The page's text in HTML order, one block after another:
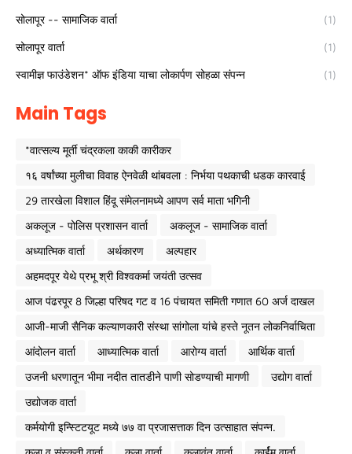
सोलापूर -- सामाजिक वार्ता (1)
सोलापूर वार्ता (1)
स्वामीज्ञ फाउंडेशन* ऑफ इंडिया याचा लोकार्पण सोहळा संपन्न (1)
Main Tags
*वात्सल्य मूर्ती चंद्रकला काकी कारीकर
१६ वर्षांच्या मुलीचा विवाह ऐनवेळी थांबवला : निर्भया पथकाची धडक कारवाई
29 तारखेला विशाल हिंदू संमेलनामध्ये आपण सर्व माता भगिनी
अकलूज - पोलिस प्रशासन वार्ता
अकलूज - सामाजिक वार्ता
अध्यात्मिक वार्ता
अर्थकारण
अल्पहार
अहमदपूर येथे प्रभू श्री विश्वकर्मा जयंती उत्सव
आज पंढरपूर 8 जिल्हा परिषद गट व 16 पंचायत समिती गणात 60 अर्ज दाखल
आजी-माजी सैनिक कल्याणकारी संस्था सांगोला यांचे हस्ते नूतन लोकनिर्वाचिता
आंदोलन वार्ता
आध्यात्मिक वार्ता आरोग्य वार्ता
आर्थिक वार्ता
उजनी धरणातून भीमा नदीत तातडीने पाणी सोडण्याची मागणी
उद्योग वार्ता
उद्योजक वार्ता
कर्मयोगी इन्स्टिटयूट मध्ये ७७ वा प्रजासत्ताक दिन उत्साहात संपन्न.